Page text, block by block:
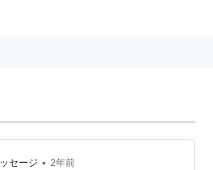
セージ • 2年前